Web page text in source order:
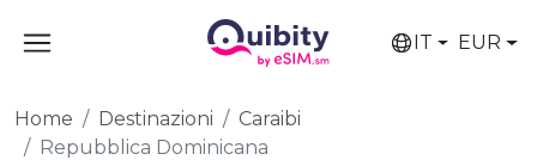
IT EUR
Home Destinazioni
Caraibi
Repubblica Dominicana